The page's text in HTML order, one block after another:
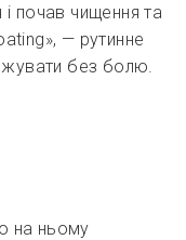
почав чищення та
— рутинне
без болю.
на ньому